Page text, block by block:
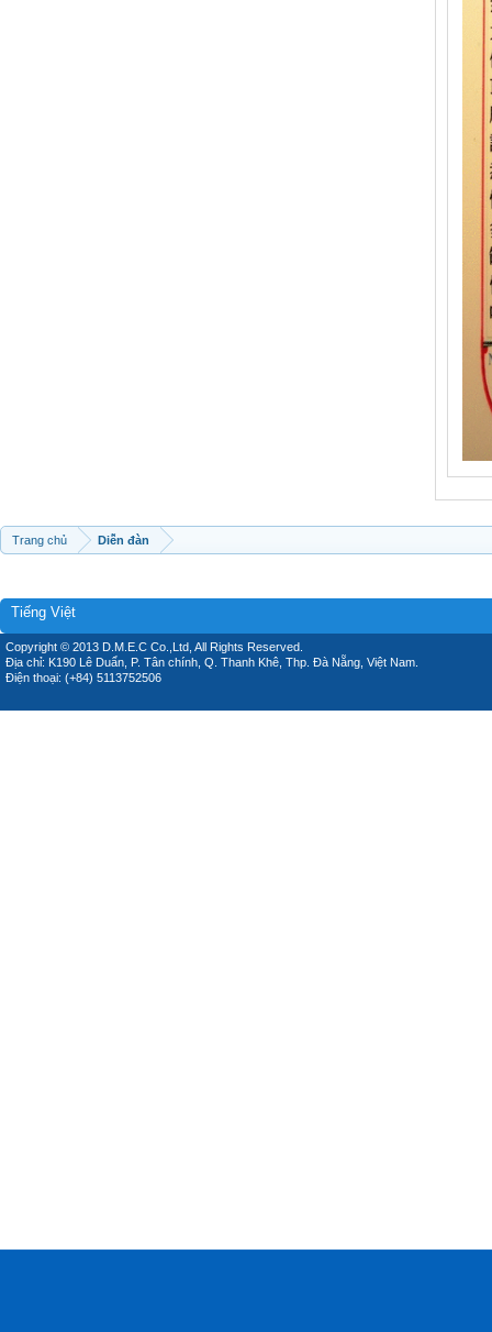
Trang chủ Diễn đàn
Tiếng Việt
Copyright © 2013 D.M.E.C Co.,Ltd, All Rights Reserved.
Địa chỉ: K190 Lê Duẩn, P. Tân chính, Q. Thanh Khê, Thp. Đà Nẵng, Việt Nam.
Điện thoại: (+84) 5113752506